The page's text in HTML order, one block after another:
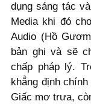
dụng sáng tác
Media khi đó
Audio (Hồ
bản ghi và sẽ
chấp pháp lý.
khẳng định
Giấc mơ trưa,